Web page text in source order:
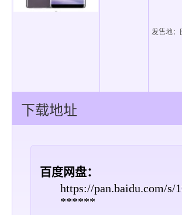
发售地：
下载地址
百度网盘：
https://pan.baidu.com/
******